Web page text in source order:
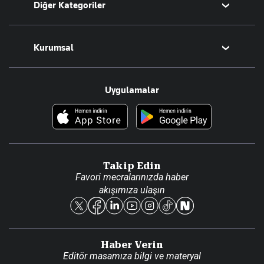
Tüm Yazarlar
Diğer Kategoriler
Magazin
Teknoloji
Resmî Ilanlar
Foto Haber
Kurumsal
Hakkımızda
Künye
Reklam Ver
Uygulamalar
Takip Edin
Favori mecralarınızda haber
akışımıza ulaşın
Haber Verin
Editör masamıza bilgi ve materyal